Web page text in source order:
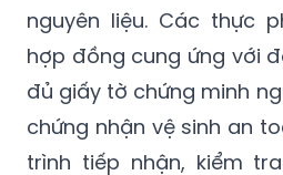
nguyên liệu. Các thực
hợp đồng cung ứng với
đủ giấy tờ chứng minh
chứng nhận vệ sinh an
trình tiếp nhận, kiểm